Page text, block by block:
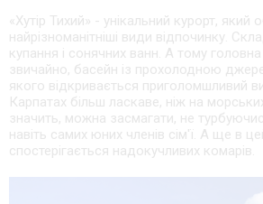
«Хутір Тихий» - унікальний курорт, який
найрізноманітніші види відпочинку.
купання і сонячних ванн. А тому
звичайно, басейн із прохолодною
якого відкривається приголомшливий
Карпатах більш ласкаве, ніж на
значить, можна засмагати, не
навіть самих юних членів сім'ї. А ще в
спостерігається надокучливих комарів.